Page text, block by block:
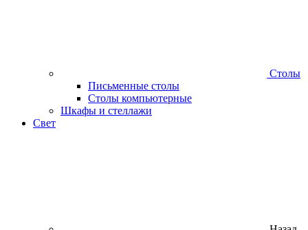
Столы
Письменные столы
Столы компьютерные
Шкафы и стеллажи
Свет